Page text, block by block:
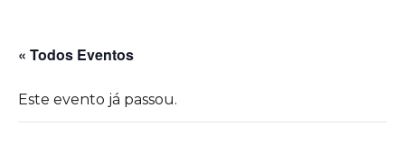
« Todos Eventos
Este evento já passou.